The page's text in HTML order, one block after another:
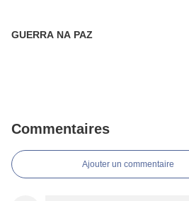
GUERRA NA PAZ
Commentaires
Ajouter un commentaire